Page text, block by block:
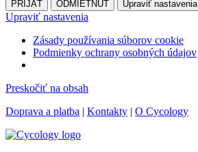
PRIJAŤ ODMIETNUŤ Upraviť nastavenia
Upraviť nastavenia
Zásady používania súborov cookie
Podmienky ochrany osobných údajov
Preskočiť na obsah
Doprava a platba | Kontakty | O Cycology